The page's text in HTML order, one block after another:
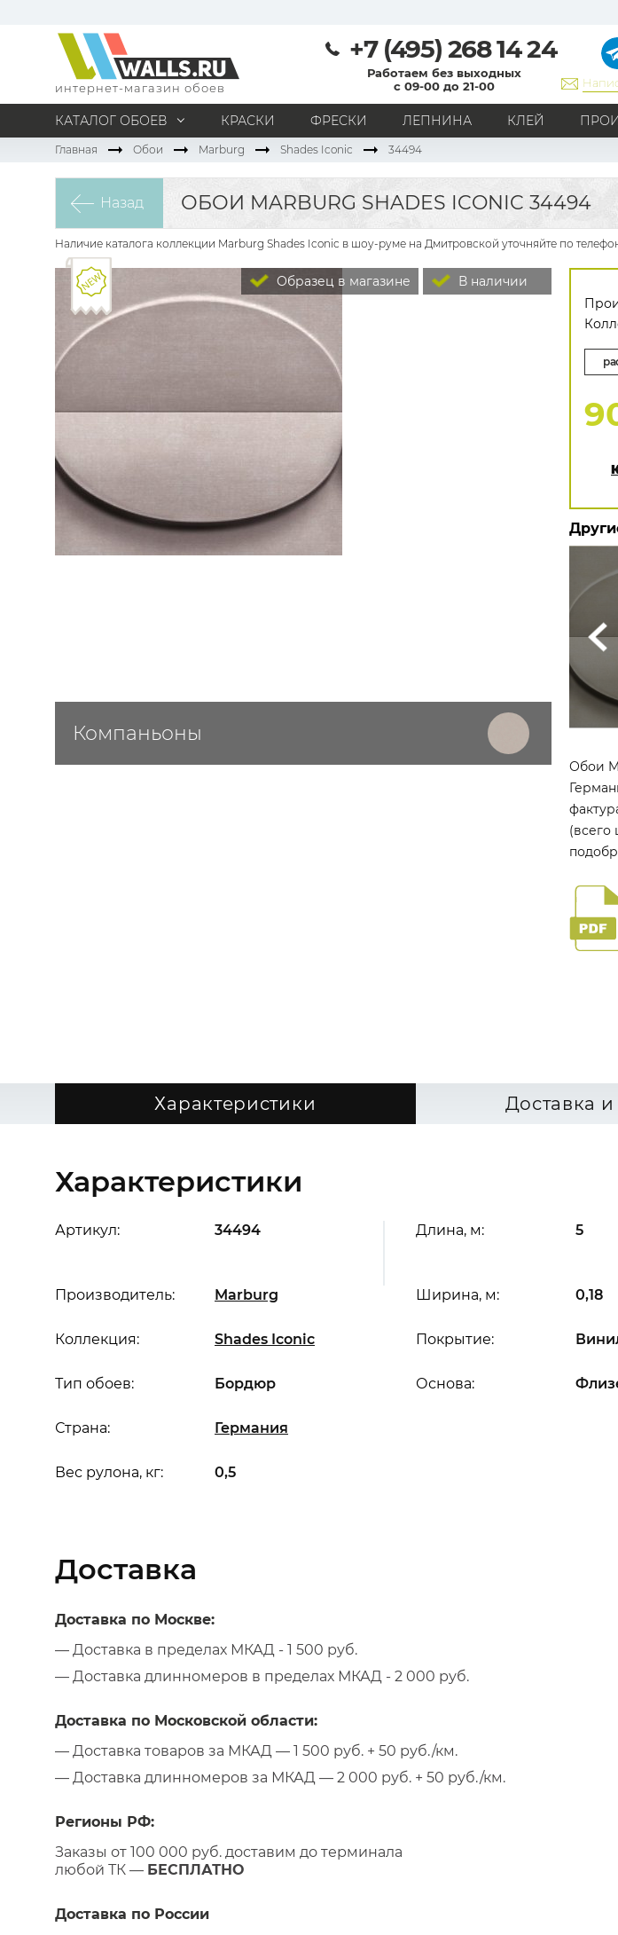
интернет-магазин обоев
+7 (495) 268 14 24
Работаем без выходных
с 09-00 до 21-00
КАТАЛОГ ОБОЕВ КРАСКИ ФРЕСКИ ЛЕПНИНА КЛЕЙ
МАТЕРИАЛ
Под покраску
Натуральные
Флизелиновые
Виниловые
Бумажные
Текстильные
Кантри
Модерн Прованс
Классика
Английский стиль
ПОМЕЩЕНИЕ
Кабинет
Коридор Офис
Гостиная
Спальня
Прихожая
Все типы помещений
РИСУНОК
Граффити
Карта мира
С надписями
Все
Главная Обои Marburg Shades Iconic 34494
Назад ОБОИ MARBURG SHADES ICONIC 34494
Наличие каталога коллекции Marburg Shades Iconic в шоу-руме на Дмитровской уточняйте по
В наличии
Образец в магазине
Компаньоны
Обои
(всего
Характеристики Доставка и
Характеристики
Артикул: 34494
Производитель: Marburg
Коллекция: Shades Iconic
Длина, м: 5
Ширина, м: 0,18
Вес рулона, кг: 0,5
Основа:
Покрытие:
Страна:
Германия
Тип обоев: Бордюр
Доставка
Доставка по Москве:
— Доставка в пределах МКАД - 1 500 руб.
— Доставка длинномеров в пределах МКАД - 2 000 руб.
Доставка по Московской области:
— Доставка товаров за МКАД — 1 500 руб. + 50 руб./км.
— Доставка длинномеров за МКАД — 2 000 руб. + 50 руб./км.
Регионы РФ:
Заказы от 100 000 руб. доставим до терминала
любой ТК — БЕСПЛАТНО
Доставка по России